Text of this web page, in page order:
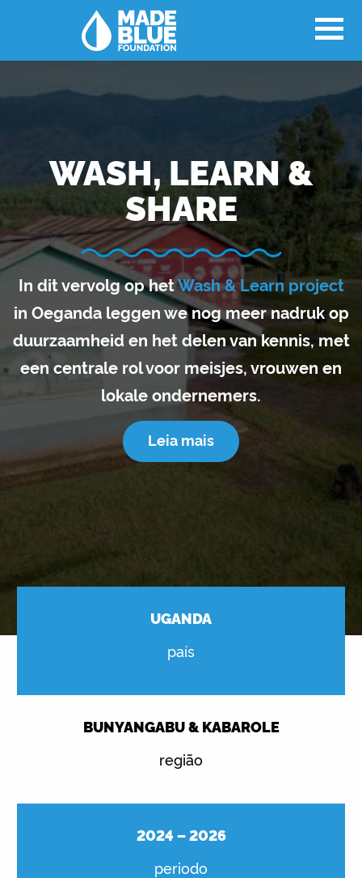
WASH, LEARN &
SHARE
In dit vervolg op hetWash & Learn project
in Oeganda leggen we nog meer nadruk op
duurzaamheid en het delen van kennis, met
een centrale rol voor meisjes, vrouwen en
lokale ondernemers.
Leia mais
UGANDA
país
BUNYANGABU & KABAROLE
região
2024 – 2026
periodo